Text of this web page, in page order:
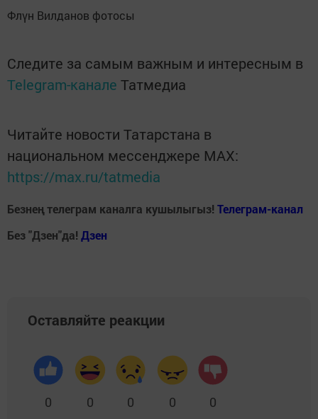
Флүн Вилданов фотосы
Следите за самым важным и интересным в
Telegram-канале Татмедиа
Читайте новости Татарстана в
национальном мессенджере MАХ:
https://max.ru/tatmedia
Безнең телеграм каналга кушылыгыз! Телеграм-канал
Без "Дзен"да! Дзен
Оставляйте реакции
0 0 0 0 0